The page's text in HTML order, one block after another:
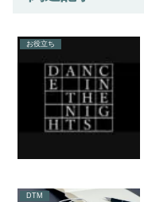
お役立ち
DTM